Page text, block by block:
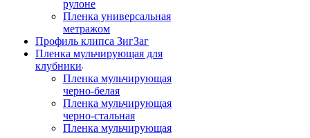
рулоне
Пленка универсальная
метражом
Профиль клипса ЗигЗаг
Пленка мульчирующая для
клубники
Пленка мульчирующая
черно-белая
Пленка мульчирующая
черно-стальная
Пленка мульчирующая